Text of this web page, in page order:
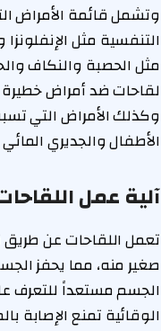
وتشمل قائمة الأمراض
التنفسية مثل
مثل الحصبة والنكاف
لقاحات ضد أمراض خطيرة
وكذلك الأمراض التي
الأطفال والجديري
آلية عمل
تعمل اللقاحات عن
صغير منه، مما يحفز
الجسم مستعداً للتعرف
الوقائية تمنع